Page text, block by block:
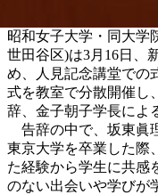
昭和女子大学・同大学
世田谷区)は3月16日、
め、人見記念講堂での
式を教室で分散開催し
辞、金子朝子学長によ
告辞の中で、坂東眞
東京大学を卒業した際
た経験から学生に共感
のない出会いや学びが